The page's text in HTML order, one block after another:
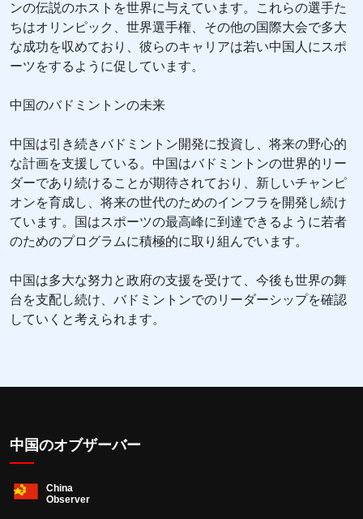
ンの伝説のホストを世界に与えています。これらの選手た
ちはオリンピック、世界選手権、その他の国際大会で多大
な成功を収めており、彼らのキャリアは若い中国人にスポ
ーツをするように促しています。
中国のバドミントンの未来
中国は引き続きバドミントン開発に投資し、将来の野心的
な計画を支援している。中国はバドミントンの世界的リー
ダーであり続けることが期待されており、新しいチャンピ
オンを育成し、将来の世代のためのインフラを開発し続け
ています。国はスポーツの最高峰に到達できるように若者
のためのプログラムに積極的に取り組んでいます。
中国は多大な努力と政府の支援を受けて、今後も世界の舞
台を支配し続け、バドミントンでのリーダーシップを確認
していくと考えられます。
中国のオブザーバー